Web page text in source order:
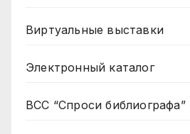
Виртуальные выставки
Электронный каталог
ВСС “Спроси библиографа”